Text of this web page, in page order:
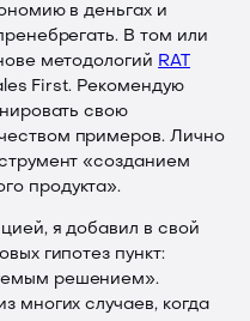
в деньгах и
В том или
методологий RAT
First. Рекомендую
свою
примеров. Лично
«созданием
продукта».
я добавил в свой
гипотез пункт:
решением».
многих случаев, когда